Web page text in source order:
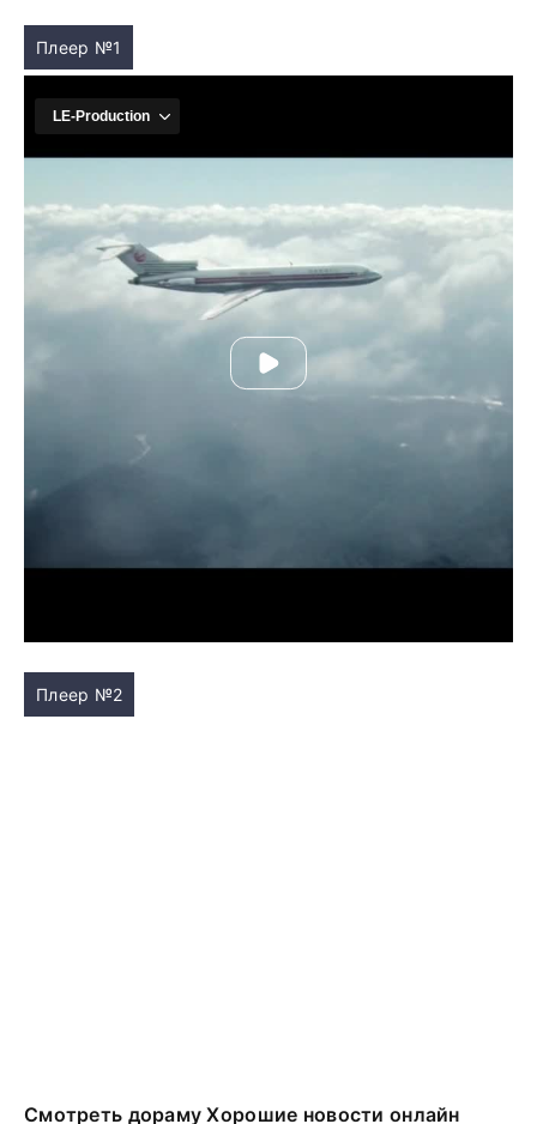
Плеер №1
Плеер №2
Смотреть дораму Хорошие новости онлайн